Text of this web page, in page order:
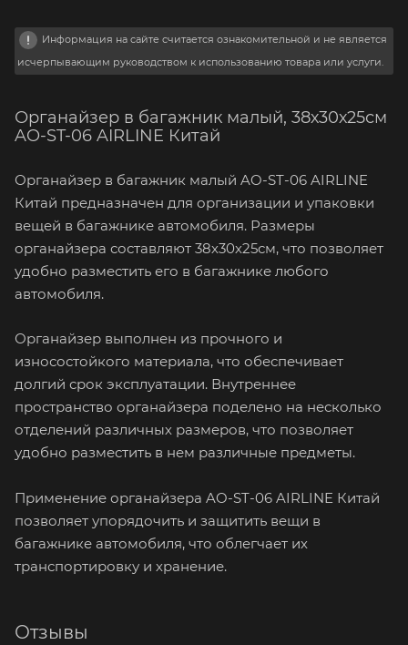
Информация на сайте считается ознакомительной и не является
исчерпывающим руководством к использованию товара или услуги.
Органайзер в багажник малый, 38х30х25см
AO-ST-06 AIRLINE Китай
Органайзер в багажник малый AO-ST-06 AIRLINE
Китай предназначен для организации и упаковки
вещей в багажнике автомобиля. Размеры
органайзера составляют 38х30х25см, что позволяет
удобно разместить его в багажнике любого
автомобиля.
Органайзер выполнен из прочного и
износостойкого материала, что обеспечивает
долгий срок эксплуатации. Внутреннее
пространство органайзера поделено на несколько
отделений различных размеров, что позволяет
удобно разместить в нем различные предметы.
Применение органайзера AO-ST-06 AIRLINE Китай
позволяет упорядочить и защитить вещи в
багажнике автомобиля, что облегчает их
транспортировку и хранение.
Отзывы